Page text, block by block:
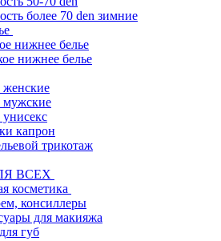
более 70 den зимние
нижнее белье
нижнее белье
капрон
трикотаж
ВСЕХ
косметика
консиллеры
для макияжа
губ